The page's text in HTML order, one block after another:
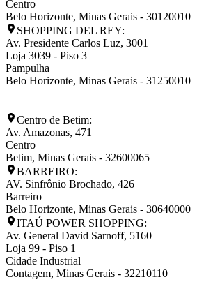
Centro
Belo Horizonte, Minas Gerais - 30120010
SHOPPING DEL REY:
Av. Presidente Carlos Luz, 3001
Loja 3039 - Piso 3
Pampulha
Belo Horizonte, Minas Gerais - 31250010
Centro de Betim:
Av. Amazonas, 471
Centro
Betim, Minas Gerais - 32600065
BARREIRO:
AV. Sinfrônio Brochado, 426
Barreiro
Belo Horizonte, Minas Gerais - 30640000
ITAÚ POWER SHOPPING:
Av. General David Sarnoff, 5160
Loja 99 - Piso 1
Cidade Industrial
Contagem, Minas Gerais - 32210110